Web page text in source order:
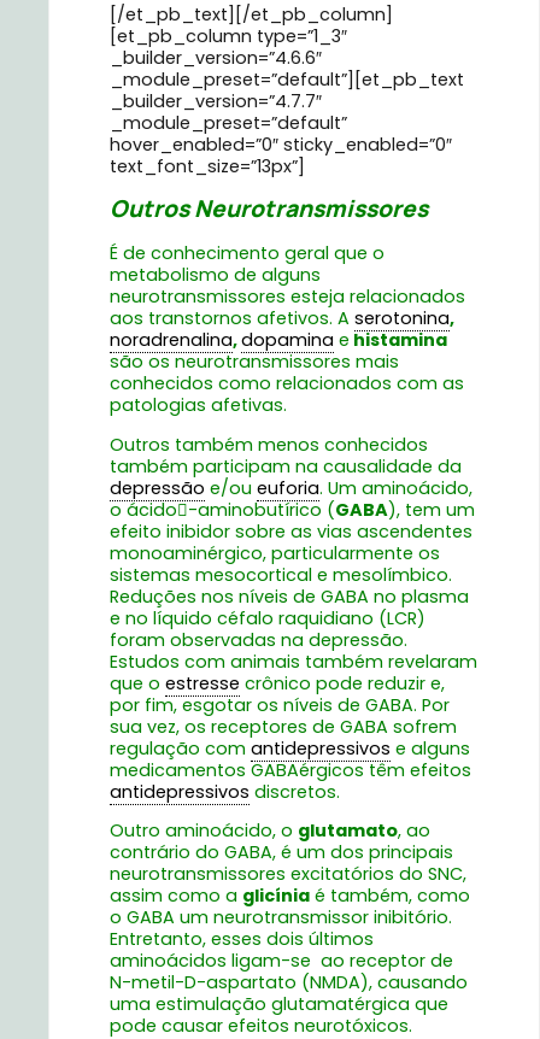
[/et_pb_text][/et_pb_column]
[et_pb_column type=”1_3″
_builder_version=”4.6.6″
_module_preset=”default”][et_pb_text
_builder_version=”4.7.7″
_module_preset=”default”
hover_enabled=”0″ sticky_enabled=”0″
text_font_size=”13px”]
Outros Neurotransmissores
É de conhecimento geral que o
metabolismo de alguns
neurotransmissores esteja relacionados
aos transtornos afetivos. A serotonina,
noradrenalina,dopamina e histamina
são os neurotransmissores mais
conhecidos como relacionados com as
patologias afetivas.
Outros também menos conhecidos
também participam na causalidade da
depressão e/ou euforia. Um aminoácido,
o ácido􏰃-aminobutírico (GABA), tem um
efeito inibidor sobre as vias ascendentes
monoaminérgico, particularmente os
sistemas mesocortical e mesolímbico.
Reduções nos níveis de GABA no plasma
e no líquido céfalo raquidiano (LCR)
foram observadas na depressão.
Estudos com animais também revelaram
que o estresse crônico pode reduzir e,
por fim, esgotar os níveis de GABA. Por
sua vez, os receptores de GABA sofrem
regulação com antidepressivos e alguns
medicamentos GABAérgicos têm efeitos
antidepressivos discretos.
Outro aminoácido, o glutamato, ao
contrário do GABA, é um dos principais
neurotransmissores excitatórios do SNC,
assim como a glicínia é também, como
o GABA um neurotransmissor inibitório.
Entretanto, esses dois últimos
aminoácidos ligam-se ao receptor de
N-metil-D-aspartato (NMDA), causando
uma estimulação glutamatérgica que
pode causar efeitos neurotóxicos.